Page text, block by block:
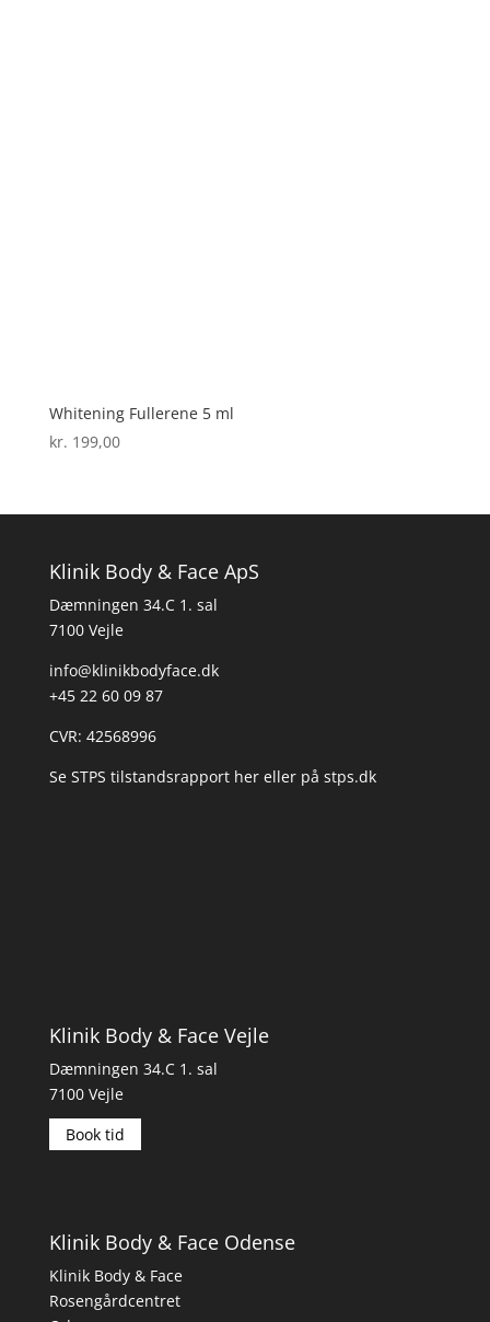
Whitening Fullerene 5 ml
kr. 199,00
Klinik Body & Face ApS
Dæmningen 34.C 1. sal
7100 Vejle
info@klinikbodyface.dk
+45 22 60 09 87
CVR: 42568996
Se STPS tilstandsrapport hereller på stps.dk
Klinik Body & Face Vejle
Dæmningen 34.C 1. sal
7100 Vejle
Book tid
Klinik Body & Face Odense
Klinik Body & Face
Rosengårdcentret